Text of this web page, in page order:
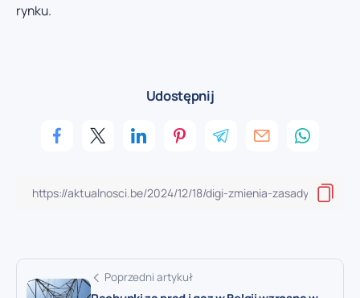
rynku.
Udostępnij
Poprzedni artykuł